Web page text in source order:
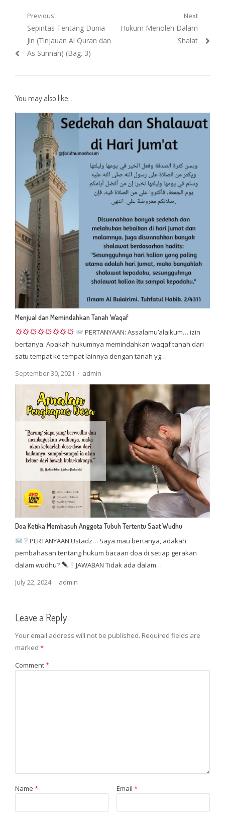
Post
navigation
Previous
Previous
post:
Sepintas Tentang Dunia
Jin (Tinjauan Al Quran dan
As Sunnah) (Bag. 3)
Next
Next
Hukum Menoleh Dalam
Shalat
You may also like...
Menjual dan Memindahkan Tanah Waqaf
PERTANYAAN: Assalamu’alaikum… izin
bertanya: Apakah hukumnya memindahkan waqaf tanah dari
satu tempat ke tempat lainnya dengan tanah yg…
September 30, 2021
Author
admin
Doa Ketika Membasuh Anggota Tubuh Tertentu Saat Wudhu
PERTANYAAN Ustadz… Saya mau bertanya, adakah
pembahasan tentang hukum bacaan doa di setiap gerakan
dalam wudhu?
JAWABAN Tidak ada dalam…
July 22, 2024
Author
admin
Leave a Reply
Your email address will not be published. Required fields are
marked *
Comment*
Name * Email *